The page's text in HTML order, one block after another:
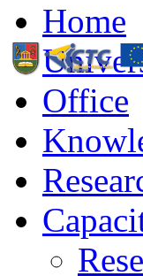
Home
Office